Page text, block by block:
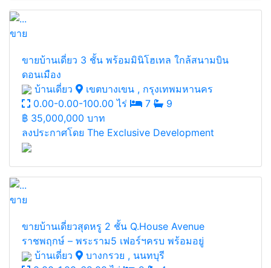
ขาย
ขายบ้านเดี่ยว 3 ชั้น พร้อมมินิโฮเทล ใกล้สนามบิน
ดอนเมือง
บ้านเดี่ยว
เขตบางเขน , กรุงเทพมหานคร
0.00-0.00-100.00 ไร่
7
9
฿ 35,000,000 บาท
ลงประกาศโดย The Exclusive Development
ขาย
ขายบ้านเดี่ยวสุดหรู 2 ชั้น Q.House Avenue
ราชพฤกษ์ – พระราม5 เฟอร์ฯครบ พร้อมอยู่
บ้านเดี่ยว
บางกรวย , นนทบุรี